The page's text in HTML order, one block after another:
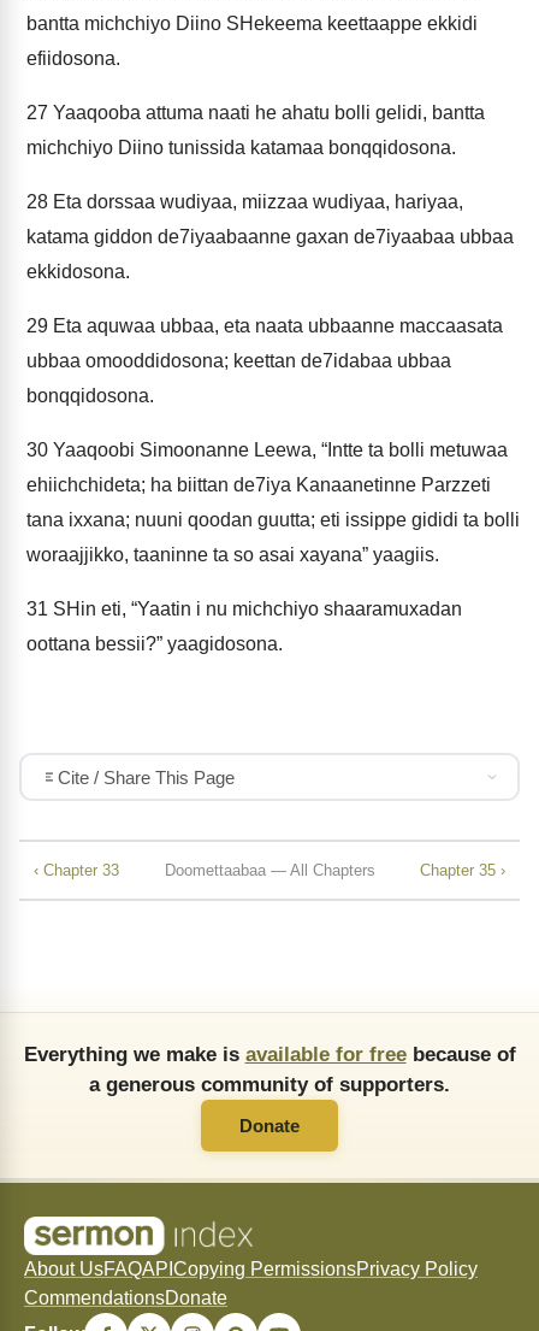
bantta michchiyo Diino SHekeema keettaappe ekkidi
efiidosona.
27 Yaaqooba attuma naati he ahatu bolli gelidi, bantta
michchiyo Diino tunissida katamaa bonqqidosona.
28 Eta dorssaa wudiyaa, miizzaa wudiyaa, hariyaa,
katama giddon de7iyaabaanne gaxan de7iyaabaa ubbaa
ekkidosona.
29 Eta aquwaa ubbaa, eta naata ubbaanne maccaasata
ubbaa omooddidosona; keettan de7idabaa ubbaa
bonqqidosona.
30 Yaaqoobi Simoonanne Leewa, “Intte ta bolli metuwaa
ehiichchideta; ha biittan de7iya Kanaanetinne Parzzeti
tana ixxana; nuuni qoodan guutta; eti issippe gididi ta bolli
woraajjikko, taaninne ta so asai xayana” yaagiis.
31 SHin eti, “Yaatin i nu michchiyo shaaramuxadan
oottana bessii?” yaagidosona.
Cite / Share This Page
‹ Chapter 33 Doomettaabaa — All Chapters Chapter 35 ›
Everything we make is available for freebecause of
a generous community of supporters.
Donate
About UsFAQAPI Copying PermissionsPrivacy Policy
CommendationsDonate